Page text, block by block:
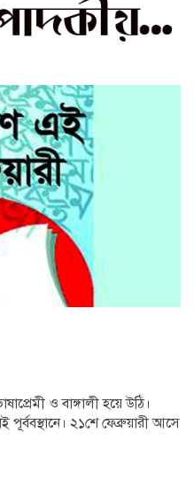
ও বাঙ্গালী হয়ে উঠি।
পূর্ববস্থানে। ২১শে ফেব্রুয়ারী আসে